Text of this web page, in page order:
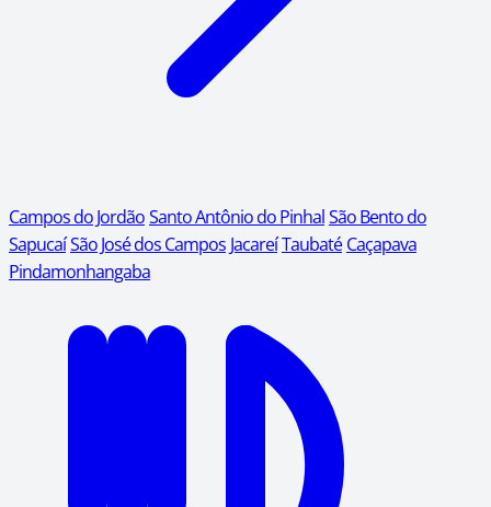
Campos do JordãoSanto Antônio do PinhalSão Bento do
SapucaíSão José dos Campos JacareíTaubaté Caçapava
Pindamonhangaba